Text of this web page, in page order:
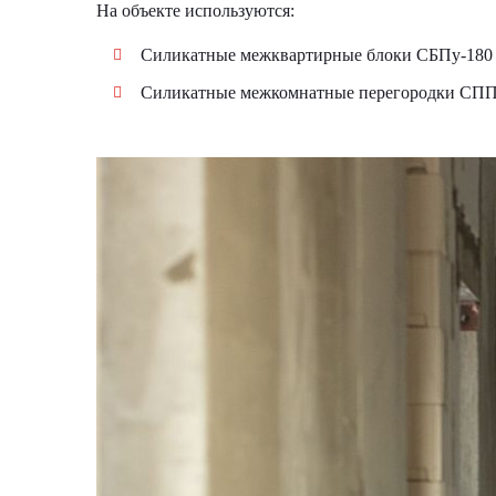
На объекте используются:
Силикатные межквартирные блоки СБПу-180
Силикатные межкомнатные перегородки